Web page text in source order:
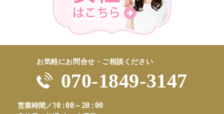
お気軽にお問合せ・ご相談ください
070-1849-3147
営業時間／10:00～20:00